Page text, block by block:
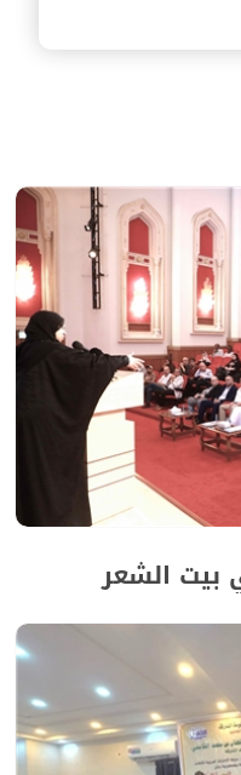
بيت الشعر